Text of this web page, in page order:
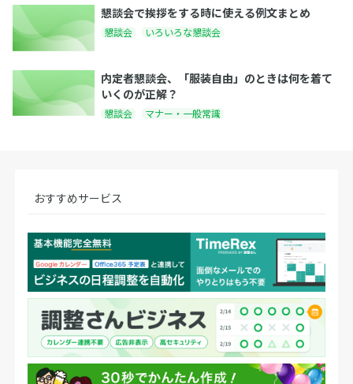
懇談会で挨拶をする時に使える例文まとめ
懇談会 いろいろな懇談会
内定者懇談会、「服装自由」のときは何を着て
いくのが正解？
懇談会 マナー・一般常識
おすすめサービス